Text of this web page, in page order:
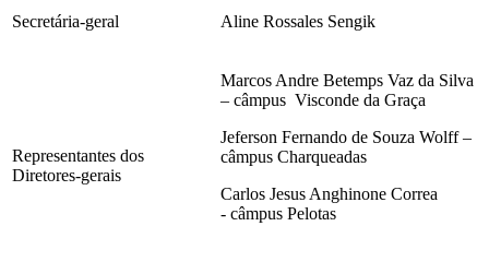
Secretária-geral Aline Rossales Sengik
Representantes dos
Diretores-gerais
Marcos Andre Betemps Vaz da Silva
– câmpus Visconde da Graça
Jeferson Fernando de Souza Wolff –
câmpus Charqueadas
Carlos Jesus Anghinone Correa
- câmpus Pelotas